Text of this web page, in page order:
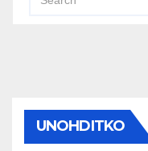
UNOHDITKO